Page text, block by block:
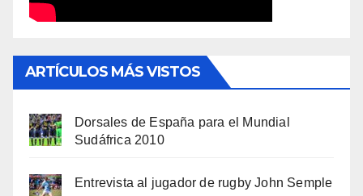
ARTÍCULOS MÁS VISTOS
Dorsales de España para el Mundial
Sudáfrica 2010
Entrevista al jugador de rugby John Semple